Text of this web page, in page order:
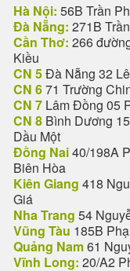
Hà Nội: 56B Trần
Đà Nẵng: 271B
Cần Thơ: 266
Kiều
CN 5Đà Nẵng 32
CN 671 Trường
CN 7 Lâm Đồng 05
CN 8 Bình Dương
Dầu Một
Đồng Nai40/198A
Biên Hòa
Kiên Giang 418
Giá
Nha Trang 54
Vũng Tàu 185B
Quảng Nam61
Vĩnh Long: 20/A2